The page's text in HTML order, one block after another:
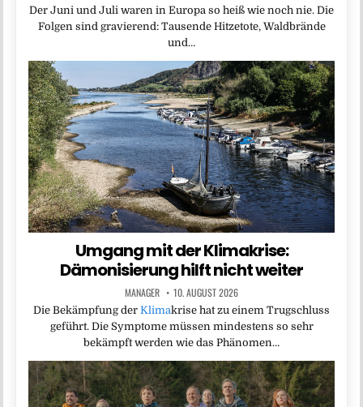
Der Juni und Juli waren in Europa so heiß wie noch nie. Die
Folgen sind gravierend: Tausende Hitzetote, Waldbrände
und…
Umgang mit der Klimakrise:
Dämonisierung hilft nicht weiter
MANAGER 10. AUGUST 2026
Die Bekämpfung der Klimakrise hat zu einem Trugschluss
geführt. Die Symptome müssen mindestens so sehr
bekämpft werden wie das Phänomen…